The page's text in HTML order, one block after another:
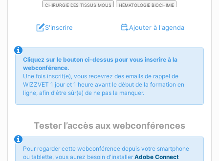
CHIRURGIE DES TISSUS MOUS
HÉMATOLOGIE BIOCHIMIE
S'inscrire Ajouter à l'agenda
Cliquez sur le bouton ci-dessus pour vous inscrire à la
webconférence.
Une fois inscrit(e), vous recevrez des emails de rappel de
WIZZVET 1 jour et 1 heure avant le début de la formation en
ligne, afin d'être sûr(e) de ne pas la manquer.
Tester l’accès aux webconférences
Pour regarder cette webconférence depuis votre smartphone
ou tablette, vous aurez besoin d'installer Adobe Connect